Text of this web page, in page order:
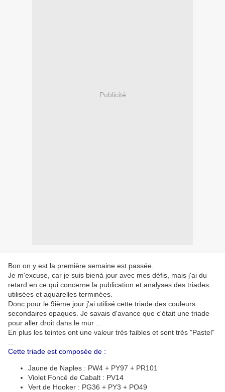
Publicité
Bon on y est la première semaine est passée.
Je m'excuse, car je suis bienà jour avec mes défis, mais j'ai du
retard en ce qui concerne la publication et analyses des triades
utilisées et aquarelles terminées.
Donc pour le 9ième jour j'ai utilisé cette triade des couleurs
secondaires opaques. Je savais d'avance que c'était une triade
pour aller droit dans le mur ...
En plus les teintes ont une valeur très faibles et sont très "Pastel"
Cette triade est composée de :
Jaune de Naples : PW4 + PY97 + PR101
Violet Foncé de Cabalt : PV14
Vert de Hooker : PG36 + PY3 + PO49